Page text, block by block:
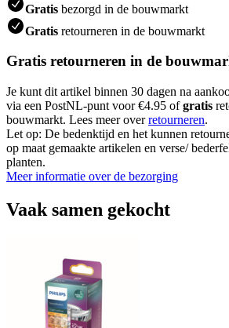
Gratis bezorgd in de bouwmarkt
Gratis retourneren in de bouwmarkt
Gratis retourneren in de
Je kunt dit artikel binnen 30 dagen na
via een PostNL-punt voor €4.95 ofgratis
bouwmarkt. Lees meer overretourneren.
Let op: De bedenktijd en het kunnen
op maat gemaakte artikelen en verse/
planten.
Meer informatie over de bezorging
Vaak samen gekocht